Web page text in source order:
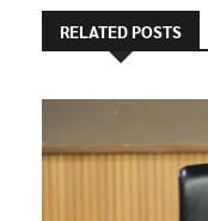
RELATED POSTS